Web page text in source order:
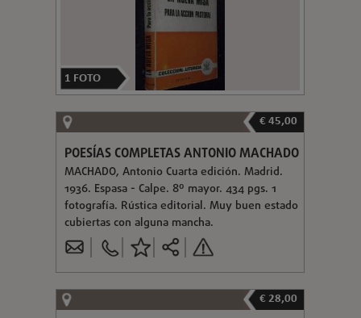
1 FOTO
€ 45,00
POESÍAS COMPLETAS ANTONIO MACHADO
MACHADO, Antonio Cuarta edición. Madrid.
1936. Espasa - Calpe. 8º mayor. 434 pgs. 1
fotografía. Rústica editorial. Muy buen estado
cubiertas con alguna mancha.
€ 28,00